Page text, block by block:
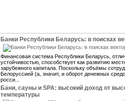
Банки Республики Беларусь: в поисках
Финансовая система Республики Беларусь,
устойчивостью, способствует как развитию
зарубежного капитала. Поскольку объёмы
Белоруссией (а, значит, и оборот денежных
росси...
Бани, сауны и SPA: высокий доход от
температуры